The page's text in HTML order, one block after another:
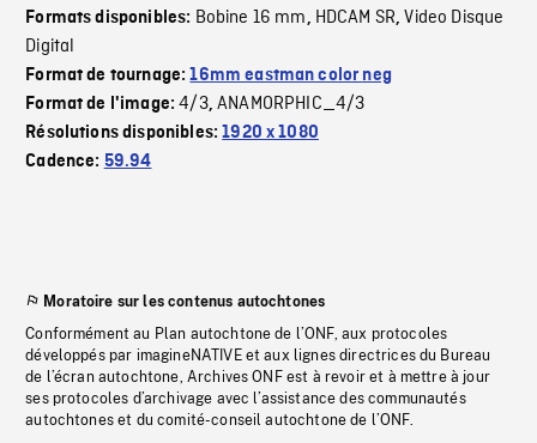
Formats disponibles: Bobine 16 mm, HDCAM SR,Video Disque
Digital
Format de tournage:16mm eastman color neg
Format de l'image:4/3,ANAMORPHIC_4/3
Résolutions disponibles:1920 x 1080
Cadence: 59.94
Moratoire sur les contenus autochtones
Conformément au Plan autochtone de l’ONF, aux protocoles
développés par imagineNATIVE et aux lignes directrices du Bureau
de l’écran autochtone, Archives ONF est à revoir et à mettre à jour
ses protocoles d’archivage avec l’assistance des communautés
autochtones et du comité-conseil autochtone de l’ONF.